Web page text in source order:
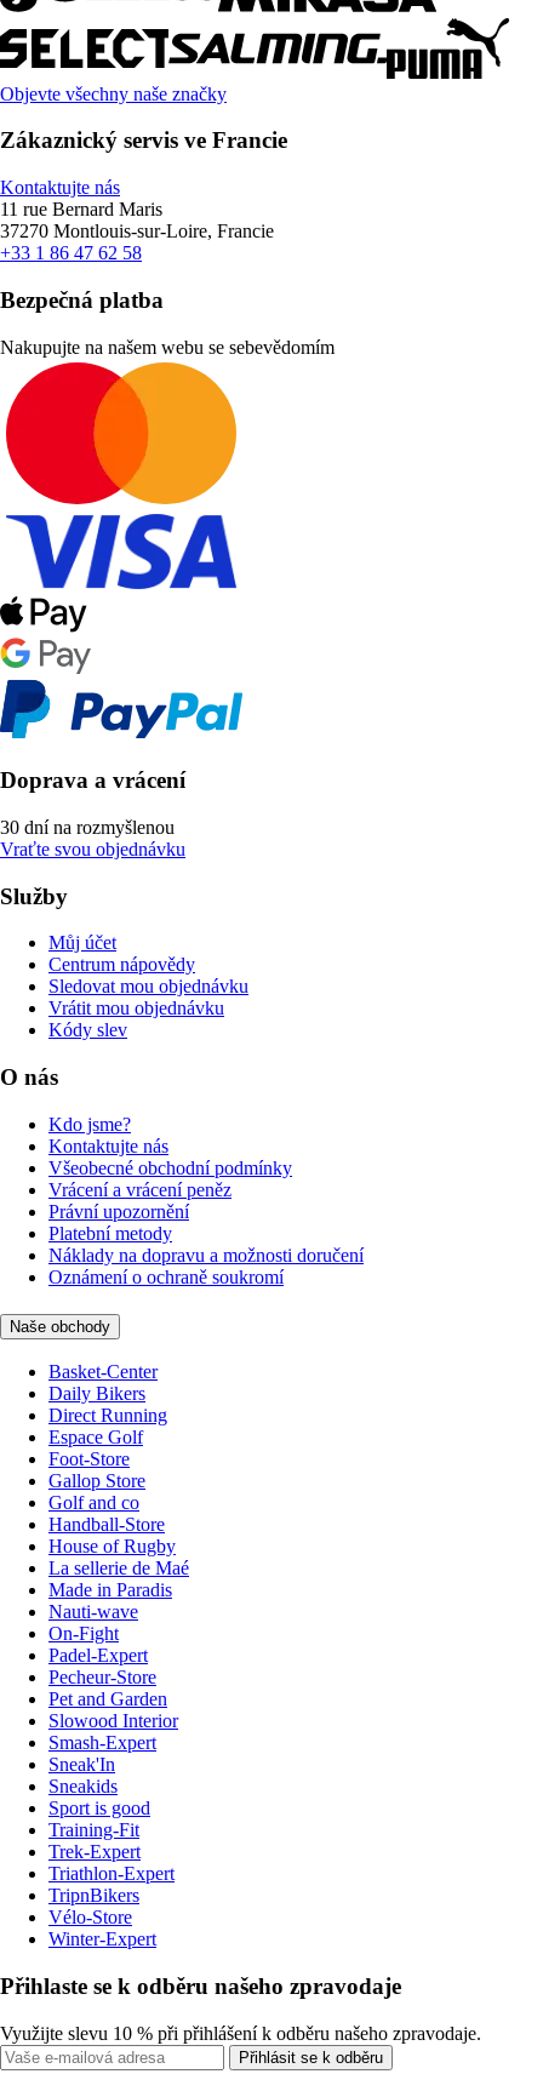
Objevte všechny naše značky
Zákaznický servis ve Francie
Kontaktujte nás
11 rue Bernard Maris
37270 Montlouis-sur-Loire, Francie
+33 1 86 47 62 58
Bezpečná platba
Nakupujte na našem webu se sebevědomím
Doprava a vrácení
30 dní na rozmyšlenou
Vraťte svou objednávku
Služby
Můj účet
Centrum nápovědy
Sledovat mou objednávku
Vrátit mou objednávku
Kódy slev
O nás
Kdo jsme?
Kontaktujte nás
Všeobecné obchodní podmínky
Vrácení a vrácení peněz
Právní upozornění
Platební metody
Náklady na dopravu a možnosti doručení
Oznámení o ochraně soukromí
Naše obchody
Basket-Center
Daily Bikers
Direct Running
Espace Golf
Foot-Store
Gallop Store
Golf and co
Handball-Store
House of Rugby
La sellerie de Maé
Made in Paradis
Nauti-wave
On-Fight
Padel-Expert
Pecheur-Store
Pet and Garden
Slowood Interior
Smash-Expert
Sneak'In
Sneakids
Sport is good
Training-Fit
Trek-Expert
Triathlon-Expert
TripnBikers
Vélo-Store
Winter-Expert
Přihlaste se k odběru našeho zpravodaje
Využijte slevu 10 % při přihlášení k odběru našeho zpravodaje.
Přihlásit se k odběru